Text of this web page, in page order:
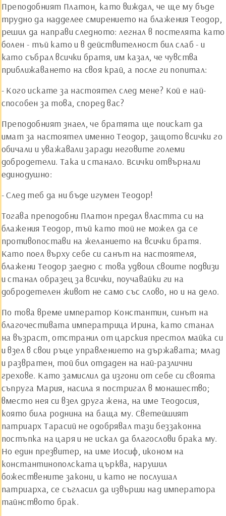
Преподобният Платон, като виждал, че ще му бъде
трудно да надделее смирението на блажения Теодор,
решил да направи следното: легнал в постелята като
болен - тъй като и в действителност бил слаб - и
като събрал всички братя, им казал, че чувства
приближаването на своя край, а после ги попитал:
- Кого искате за настоятел след мене? Кой е най-
способен за това, според вас?
Преподобният знаел, че братята ще поискат да
имат за настоятел именно Теодор, защото всички го
обичали и уважавали заради неговите големи
добродетели. Така и станало. Всички отвърнали
единодушно:
- След теб да ни бъде игумен Теодор!
Тогава преподобни Платон предал властта си на
блажения Теодор, тъй като той не можел да се
противопостави на желанието на всички братя.
Като поел върху себе си санът на настоятеля,
блажени Теодор заедно с това удвоил своите подвизи
и станал образец за всички, поучавайки ги на
добродетелен живот не само със слово, но и на дело.
По това време император Константин, синът на
благочестивата императрица Ирина, като станал
на възраст, отстранил от царския престол майка си
и взел в свои ръце управлението на държавата; млад
и развратен, той бил отдаден на най-различни
грехове. Като замислил да изгони от себе си своята
съпруга Мария, насила я постригал в монашество;
вместо нея си взел друга жена, на име Теодосия,
която била роднина на баща му. Светейшият
патриарх Тарасий не одобрявал тази беззаконна
постъпка на царя и не искал да благослови брака му.
Но един презвитер, на име Иосиф, иконом на
константинополската църква, нарушил
божествените закони, и като не послушал
патриарха, се съгласил да извърши над императора
тайнството брак.